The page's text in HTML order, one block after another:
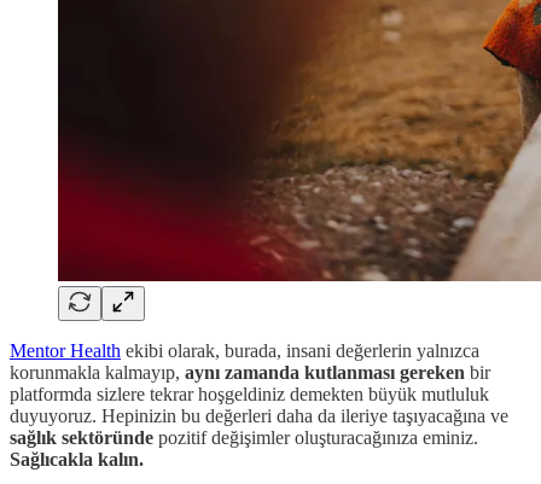
Mentor Health ekibi olarak, burada, insani değerlerin yalnızca
korunmakla kalmayıp, aynı zamanda kutlanması gereken bir
platformda sizlere tekrar hoşgeldiniz demekten büyük mutluluk
duyuyoruz. Hepinizin bu değerleri daha da ileriye taşıyacağına ve
sağlık sektöründe pozitif değişimler oluşturacağınıza eminiz.
Sağlıcakla kalın.